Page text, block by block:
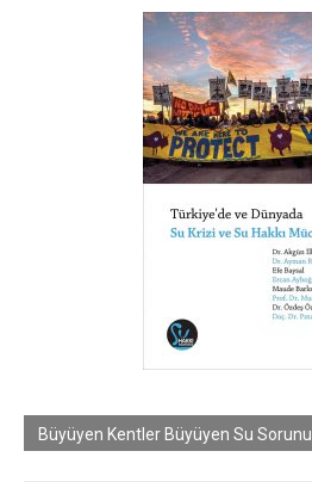
Büyüyen Kentler Büyüyen Su Sorunu